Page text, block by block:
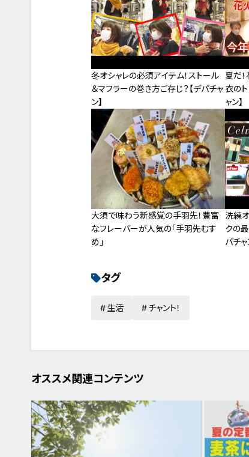
冬オシャレの必須アイテム！ストール
＆マフラーの巻き方ご存じ？【デパチャ
ン】
夏だ
衣の
ャン】
大須で味わう新感覚の手羽先！豊富
なフレーバーが人気の「手羽先むす
め」
洗練
クの
パチャ
タグ
生活 チャント！
オススメ関連コンテンツ